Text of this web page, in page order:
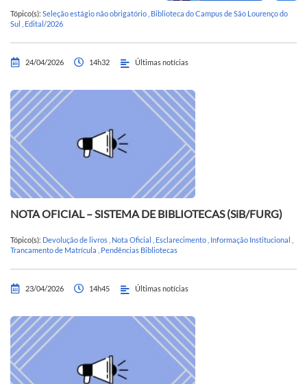
Tópico(s): Seleção estágio não obrigatório Biblioteca do Campus de São Lourenço do
Sul
Edital/2026
24/04/2026 14h32 Últimas notícias
NOTA OFICIAL – SISTEMA DE BIBLIOTECAS (SiB/FURG)
Tópico(s): Devolução de livros Nota Oficial Esclarecimento Informação Institucional
Trancamento de Matrícula
Pendências Bibliotecas
23/04/2026 14h45 Últimas notícias